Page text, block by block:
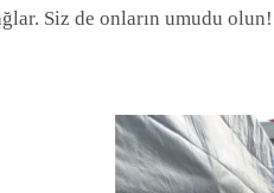
Siz de onların umudu olun!